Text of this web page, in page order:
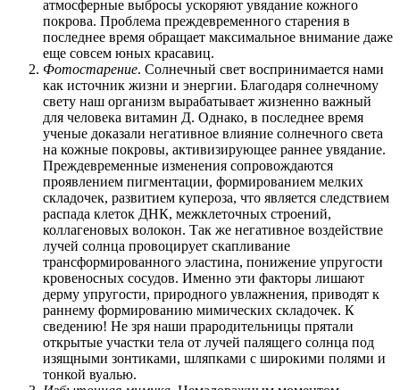
атмосферные выбросы ускоряют увядание кожного
покрова. Проблема преждевременного старения в
последнее время обращает максимальное внимание даже
еще совсем юных красавиц.
Фотостарение. Солнечный свет воспринимается нами
как источник жизни и энергии. Благодаря солнечному
свету наш организм вырабатывает жизненно важный
для человека витамин Д. Однако, в последнее время
ученые доказали негативное влияние солнечного света
на кожные покровы, активизирующее раннее увядание.
Преждевременные изменения сопровождаются
проявлением пигментации, формированием мелких
складочек, развитием купероза, что является следствием
распада клеток ДНК, межклеточных строений,
коллагеновых волокон. Так же негативное воздействие
лучей солнца провоцирует скапливание
трансформированного эластина, понижение упругости
кровеносных сосудов. Именно эти факторы лишают
дерму упругости, природного увлажнения, приводят к
раннему формированию мимических складочек. К
сведению! Не зря наши прародительницы прятали
открытые участки тела от лучей палящего солнца под
изящными зонтиками, шляпками с широкими полями и
тонкой вуалью.